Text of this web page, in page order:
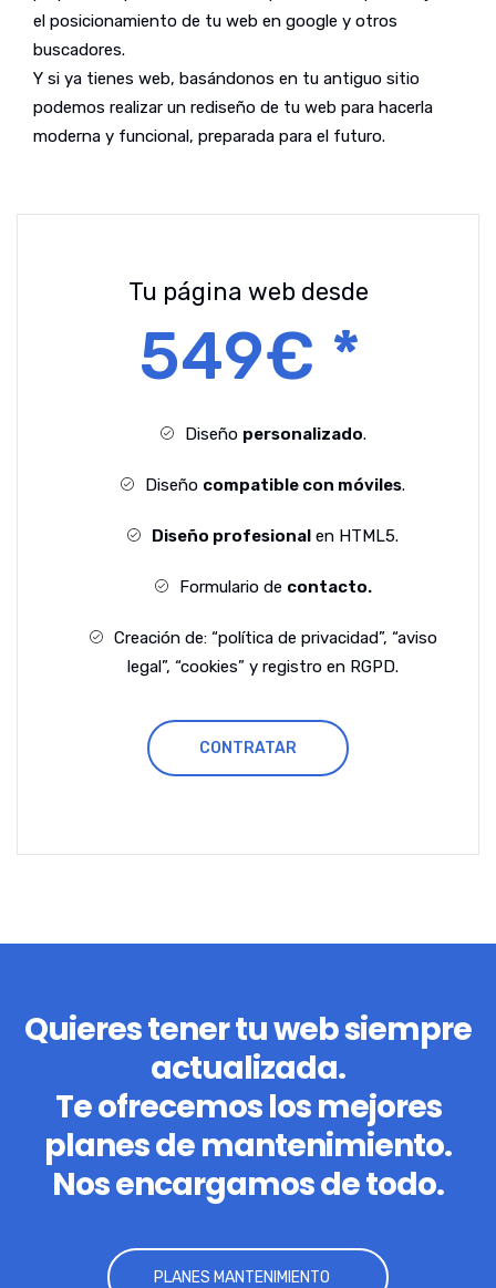
el posicionamiento de tu web en google y otros
buscadores.
Y si ya tienes web, basándonos en tu antiguo sitio
podemos realizar un rediseño de tu web para hacerla
moderna y funcional, preparada para el futuro.
Tu página web desde
549€ *
Diseño personalizado.
Diseño compatible con móviles.
Diseño profesional en HTML5.
Formulario de contacto.
Creación de: “política de privacidad”, “aviso
legal”, “cookies” y registro en RGPD.
CONTRATAR
Quieres tener tu web siempre
actualizada.
Te ofrecemos los mejores
planes de mantenimiento.
Nos encargamos de todo.
PLANES MANTENIMIENTO